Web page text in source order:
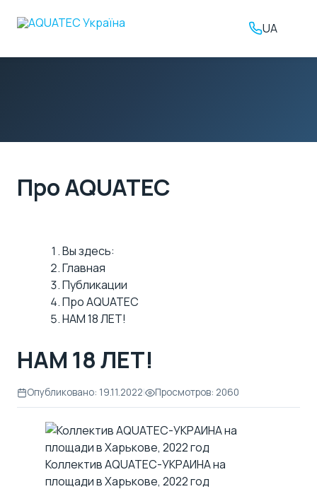
UA
Про AQUATEC
Вы здесь:
Главная
Публикации
Про AQUATEC
НАМ 18 ЛЕТ!
НАМ 18 ЛЕТ!
Опубликовано: 19.11.2022| Просмотров: 2060
Коллектив AQUATEC-УКРАИНА на
площади в Харькове, 2022 год